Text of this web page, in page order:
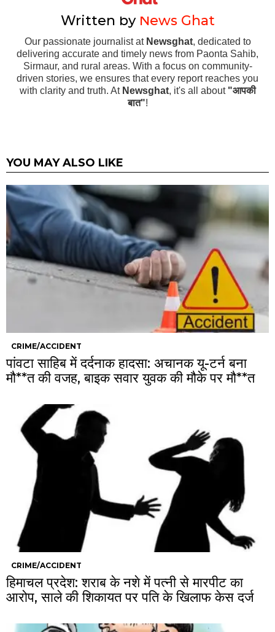
Written by News Ghat
Our passionate journalist at Newsghat, dedicated to
delivering accurate and timely news from Paonta Sahib,
Sirmaur, and rural areas. With a focus on community-
driven stories, we ensures that every report reaches you
with clarity and truth. At Newsghat, it's all about "आपकी
बात"!
YOU MAY ALSO LIKE
CRIME/ACCIDENT
पांवटा साहिब में दर्दनाक हादसा: अचानक यू-टर्न बना
मौ**त की वजह, बाइक सवार युवक की मौके पर मौ**त
CRIME/ACCIDENT
हिमाचल प्रदेश: शराब के नशे में पत्नी से मारपीट का
आरोप, साले की शिकायत पर पति के खिलाफ केस दर्ज